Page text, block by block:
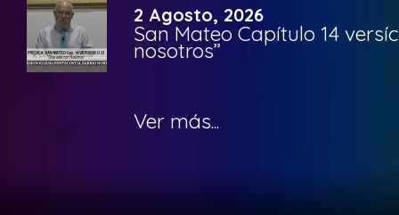
2 Agosto, 2026
San Mateo Capítulo 14
nosotros”
Ver más...